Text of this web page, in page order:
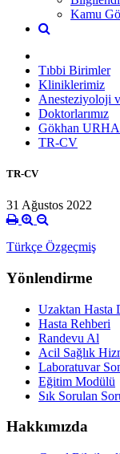
Kamu
Tıbbi Birimler
Kliniklerimiz
Anesteziyoloji
Doktorlarımız
Gökhan
TR-CV
TR-CV
31 Ağustos 2022
Türkçe Özgeçmiş
Yönlendirme
Uzaktan Hasta
Hasta Rehberi
Randevu Al
Acil Sağlık
Laboratuvar
Eğitim Modülü
Sık Sorulan
Hakkımızda